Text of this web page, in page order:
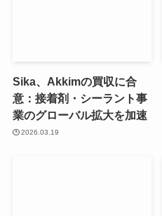
Sika、Akkimの買収に合
意：接着剤・シーラント事
業のグローバル拡大を加速
2026.03.19